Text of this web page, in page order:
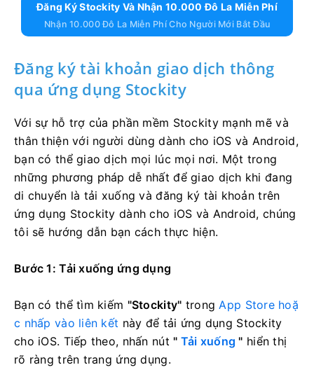
Đăng Ký Stockity Và Nhận 10.000 Đô La Miễn Phí
Nhận 10.000 Đô La Miễn Phí Cho Người Mới Bắt Đầu
Đăng ký tài khoản giao dịch thông
qua ứng dụng Stockity
Với sự hỗ trợ của phần mềm Stockity mạnh mẽ và
thân thiện với người dùng dành cho iOS và Android,
bạn có thể giao dịch mọi lúc mọi nơi. Một trong
những phương pháp dễ nhất để giao dịch khi đang
di chuyển là tải xuống và đăng ký tài khoản trên
ứng dụng Stockity dành cho iOS và Android, chúng
tôi sẽ hướng dẫn bạn cách thực hiện.
Bước 1: Tải xuống ứng dụng
Bạn có thể tìm kiếm "Stockity" trongApp Store hoặ
c nhấp vào liên kết này để tải ứng dụng Stockity
cho iOS. Tiếp theo, nhấn nút " Tải xuống " hiển thị
rõ ràng trên trang ứng dụng.